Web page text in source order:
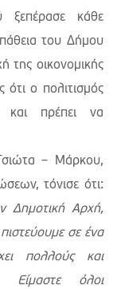
ξεπέρασε κάθε
του Δήμου
της οικονομικής
ότι ο πολιτισμός
και πρέπει να
– Μάρκου,
τόνισε ότι:
Δημοτική Αρχή,
σε ένα
πολλούς και
Είμαστε όλοι